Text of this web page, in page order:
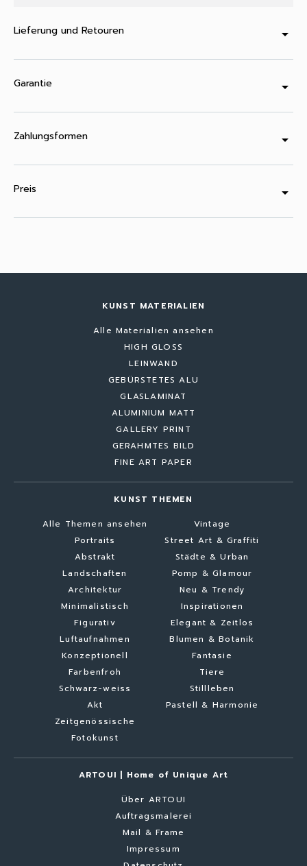
Lieferung und Retouren arrow_drop_down
Garantie arrow_drop_down
Zahlungsformen arrow_drop_down
Preis arrow_drop_down
KUNST MATERIALIEN
Alle Materialien ansehen
HIGH GLOSS
LEINWAND
GEBÜRSTETES ALU
GLASLAMINAT
ALUMINIUM MATT
GALLERY PRINT
GERAHMTES BILD
FINE ART PAPER
KUNST THEMEN
Alle Themen ansehen
Portraits
Abstrakt
Landschaften
Architektur
Minimalistisch
Figurativ
Luftaufnahmen
Konzeptionell
Farbenfroh
Schwarz-weiss
Akt
Zeitgenössische
Fotokunst
Vintage
Street Art & Graffiti
Städte & Urban
Pomp & Glamour
Neu & Trendy
Inspirationen
Elegant & Zeitlos
Blumen & Botanik
Fantasie
Tiere
Stillleben
Pastell & Harmonie
ARTOUI | Home of Unique Art
Über ARTOUI
Auftragsmalerei
Mail & Frame
Impressum